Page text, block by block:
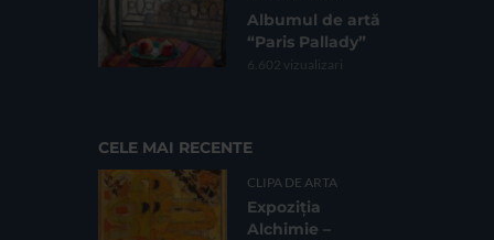
Albumul de artă
“Paris Pallady”
6.602 vizualizari
CELE MAI RECENTE
CLIPA DE ARTA
Expoziția
Alchimie –